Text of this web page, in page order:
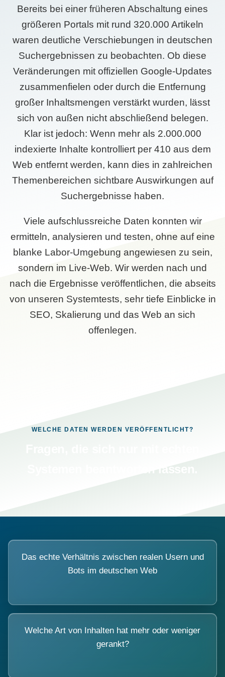
Bereits bei einer früheren Abschaltung eines
größeren Portals mit rund 320.000 Artikeln
waren deutliche Verschiebungen in deutschen
Suchergebnissen zu beobachten. Ob diese
Veränderungen mit offiziellen Google-Updates
zusammenfielen oder durch die Entfernung
großer Inhaltsmengen verstärkt wurden, lässt
sich von außen nicht abschließend belegen.
Klar ist jedoch: Wenn mehr als 2.000.000
indexierte Inhalte kontrolliert per 410 aus dem
Web entfernt werden, kann dies in zahlreichen
Themenbereichen sichtbare Auswirkungen auf
Suchergebnisse haben.
Viele aufschlussreiche Daten konnten wir
ermitteln, analysieren und testen, ohne auf eine
blanke Labor-Umgebung angewiesen zu sein,
sondern im Live-Web. Wir werden nach und
nach die Ergebnisse veröffentlichen, die abseits
von unseren Systemtests, sehr tiefe Einblicke in
SEO, Skalierung und das Web an sich
offenlegen.
WELCHE DATEN WERDEN VERÖFFENTLICHT?
Das echte Verhältnis zwischen realen Usern und
Bots im deutschen Web
Welche Art von Inhalten hat mehr oder weniger
gerankt?